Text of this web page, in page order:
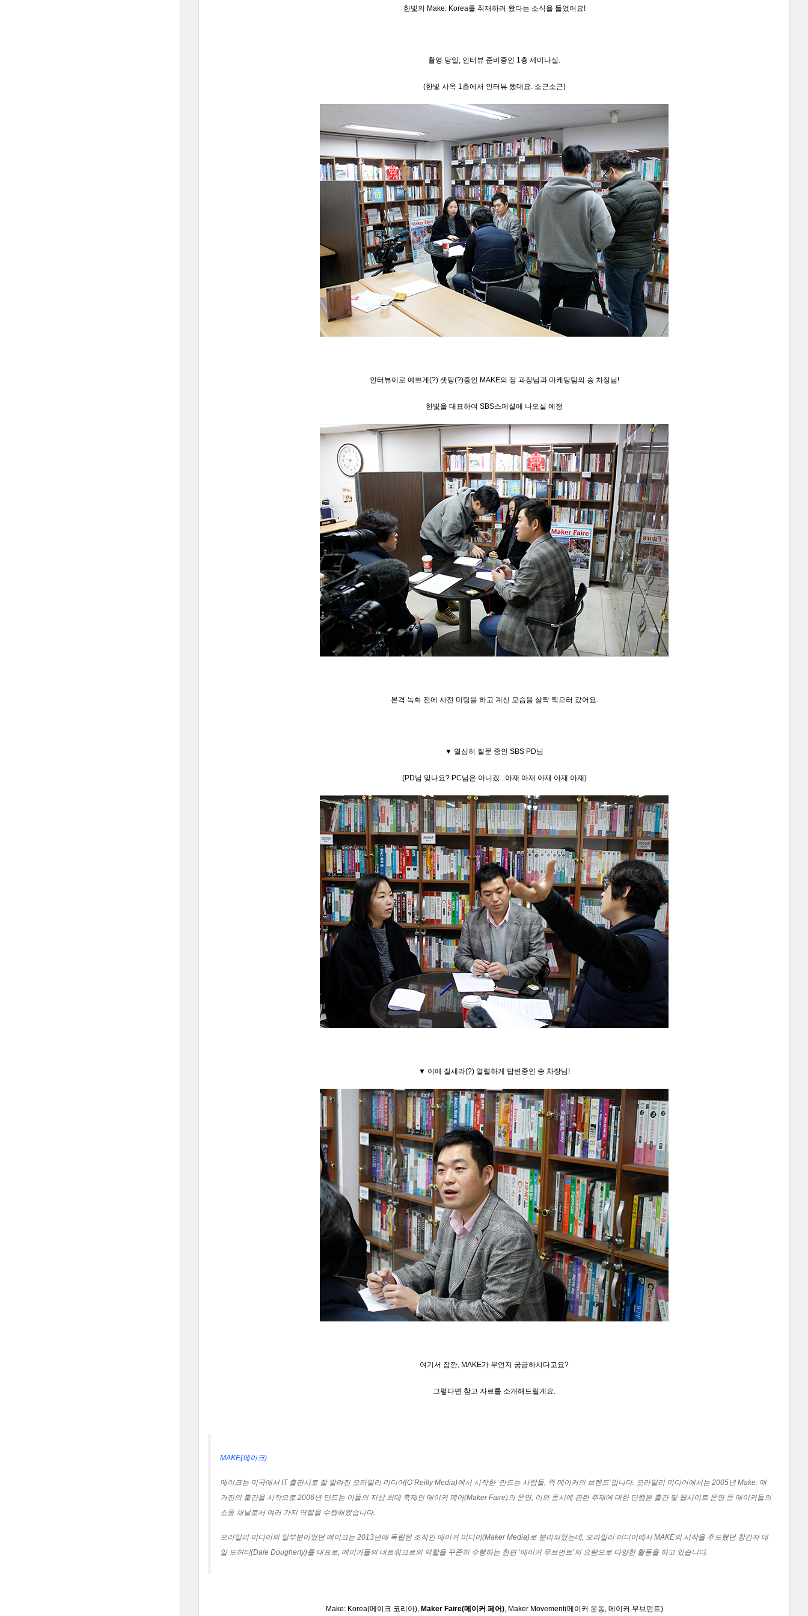
한빛의 Make: Korea를 취재하러 왔다는 소식을 들었어요!
촬영 당일, 인터뷰 준비중인 1층 세미나실.
(한빛 사옥 1층에서 인터뷰 했대요. 소근소근)
인터뷰이로 예쁘게(?) 셋팅(?)중인 MAKE의 정 과장님과 마케팅팀의 송 차장님!
한빛을 대표하여 SBS스페셜에 나오실 예정
본격 녹화 전에 사전 미팅을 하고 계신 모습을 살짝 찍으러 갔어요.
▼ 열심히 질문 중인 SBS PD님
(PD님 맞나요? PC님은 아니겠.. 아재 아재 아재 아재 아재)
▼ 이에 질세라(?) 열렬하게 답변중인 송 차장님!
여기서 잠깐, MAKE가 무언지 궁금하시다고요?
그렇다면 참고 자료를 소개해드릴게요.
MAKE(메이크)
메이크는 미국에서 IT 출판사로 잘 알려진 오라일리 미디어(O’Reilly Media)에서 시작한 ‘만드는 사람들, 즉 메이커의 브랜드’입니다. 오라일리 미디어에서는 2005년 Make: 매
거진의 출간을 시작으로 2006년 만드는 이들의 지상 최대 축제인 메이커 페어(Maker Faire)의 운영, 이와 동시에 관련 주제에 대한 단행본 출간 및 웹사이트 운영 등 메이커들의
소통 채널로서 여러 가지 역할을 수행해왔습니다.
오라일리 미디어의 일부분이었던 메이크는 2013년에 독립된 조직인 메이커 미디어(Maker Media)로 분리되었는데, 오라일리 미디어에서 MAKE의 시작을 주도했던 창간자 데
일 도허티(Dale Dougherty)를 대표로, 메이커들의 네트워크로의 역할을 꾸준히 수행하는 한편 ‘메이커 무브먼트’의 요람으로 다양한 활동을 하고 있습니다.
Make: Korea(메이크 코리아), Maker Faire(메이커 페어), Maker Movement(메이커 운동, 메이커 무브먼트)